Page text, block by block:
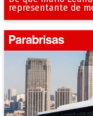
representante de